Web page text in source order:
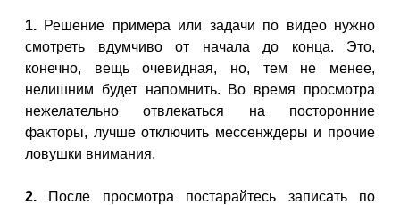
1. Решение примера или задачи по видео нужно
смотреть вдумчиво от начала до конца. Это,
конечно, вещь очевидная, но, тем не менее,
нелишним будет напомнить. Во время просмотра
нежелательно отвлекаться на посторонние
факторы, лучше отключить мессенждеры и прочие
ловушки внимания.
2. После просмотра постарайтесь записать по